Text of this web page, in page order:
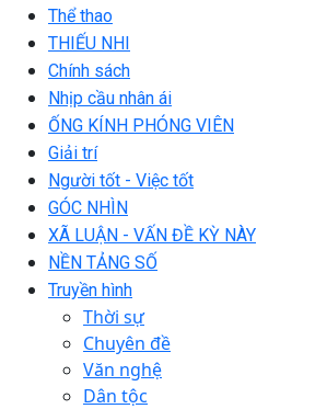
Thể thao
THIẾU NHI
Chính sách
Nhịp cầu nhân ái
ỐNG KÍNH PHÓNG VIÊN
Giải trí
Người tốt - Việc tốt
GÓC NHÌN
XÃ LUẬN - VẤN ĐỀ KỲ NÀY
NỀN TẢNG SỐ
Truyền hình
Thời sự
Chuyên đề
Văn nghệ
Dân tộc